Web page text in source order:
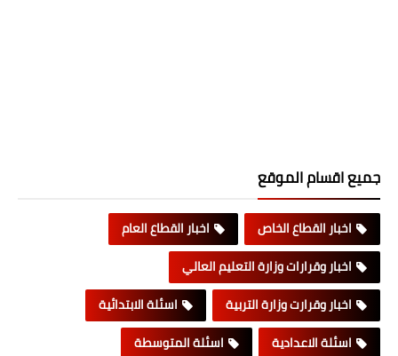
جميع اقسام الموقع
اخبار القطاع الخاص
اخبار القطاع العام
اخبار وقرارات وزارة التعليم العالي
اخبار وقرارت وزارة التربية
اسئلة الابتدائية
اسئلة الاعدادية
اسئلة المتوسطة